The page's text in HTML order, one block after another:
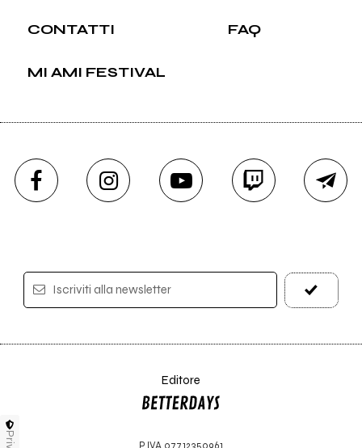
CONTATTI FAQ
MI AMI FESTIVAL
Iscriviti alla newsletter
Editore
P.IVA 07712350961